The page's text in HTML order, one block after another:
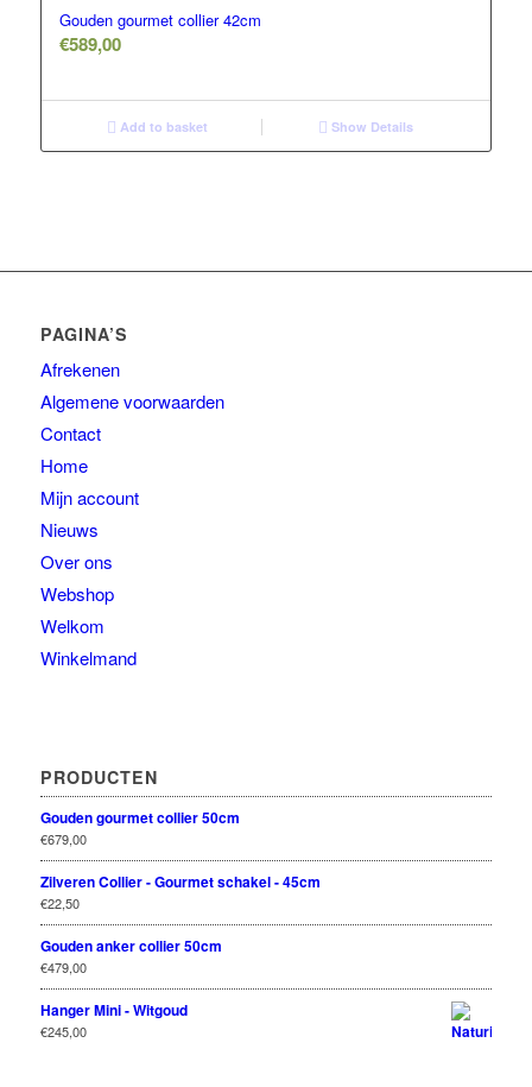
Gouden gourmet collier 42cm
€589,00
Add to basket Show Details
PAGINA’S
Afrekenen
Algemene voorwaarden
Contact
Home
Mijn account
Nieuws
Over ons
Webshop
Welkom
Winkelmand
PRODUCTEN
Gouden gourmet collier 50cm
€679,00
Zilveren Collier - Gourmet schakel - 45cm
€22,50
Gouden anker collier 50cm
€479,00
Hanger Mini - Witgoud
€245,00